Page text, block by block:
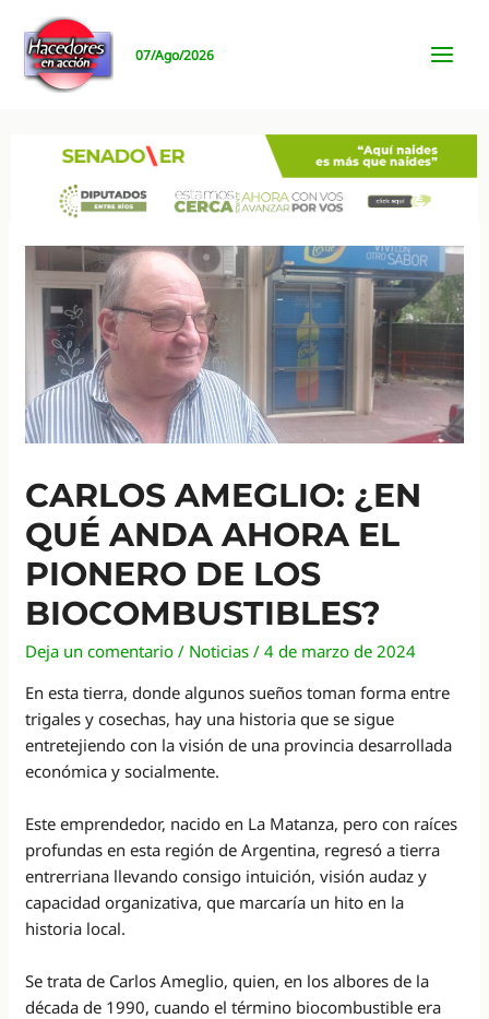
contenido
07/Ago/2026
CARLOS AMEGLIO: ¿EN
QUÉ ANDA AHORA EL
PIONERO DE LOS
BIOCOMBUSTIBLES?
Deja un comentario / Noticias /4 de marzo de 2024
En esta tierra, donde algunos sueños toman forma entre
trigales y cosechas, hay una historia que se sigue
entretejiendo con la visión de una provincia desarrollada
económica y socialmente.
Este emprendedor, nacido en La Matanza, pero con raíces
profundas en esta región de Argentina, regresó a tierra
entrerriana llevando consigo intuición, visión audaz y
capacidad organizativa, que marcaría un hito en la
historia local.
Se trata de Carlos Ameglio, quien, en los albores de la
década de 1990, cuando el término biocombustible era